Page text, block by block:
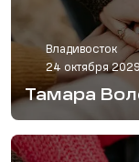
Владивосток
24 октября 2029
Тамара